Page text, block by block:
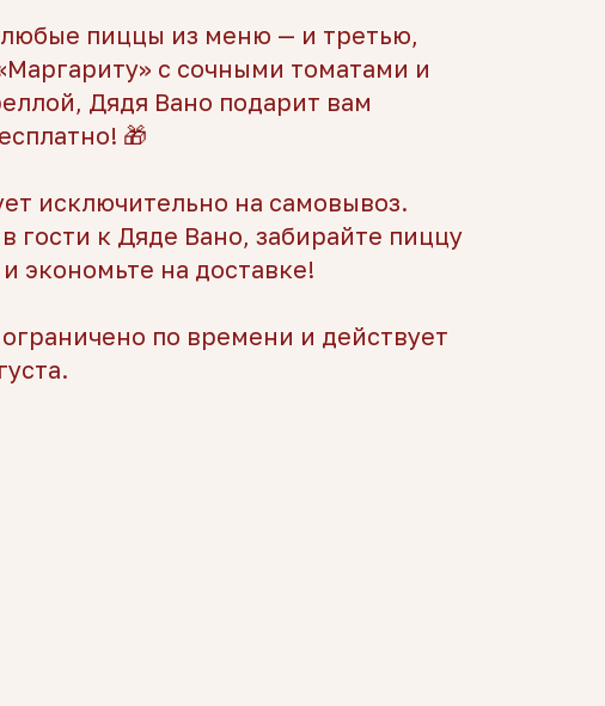
пиццы из меню — и третью,
с сочными томатами и
Дядя Вано подарит вам
🎁
исключительно на самовывоз.
гости к Дяде Вано, забирайте пиццу
экономьте на доставке!
по времени и действует